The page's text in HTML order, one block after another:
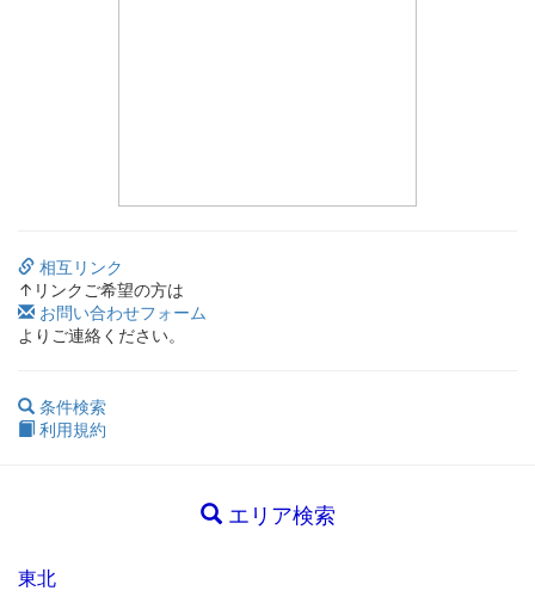
相互リンク
↑リンクご希望の方は
お問い合わせフォーム
よりご連絡ください。
条件検索
利用規約
エリア検索
東北